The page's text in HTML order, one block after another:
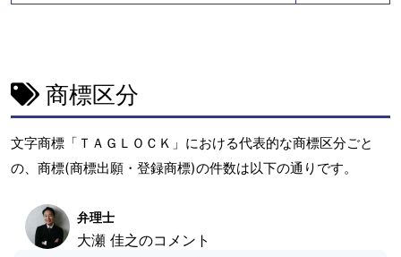
商標区分
文字商標「ＴＡＧＬＯＣＫ」における代表的な商標区分ごと
の、商標(商標出願・登録商標)の件数は以下の通りです。
弁理士
大瀬 佳之のコメント